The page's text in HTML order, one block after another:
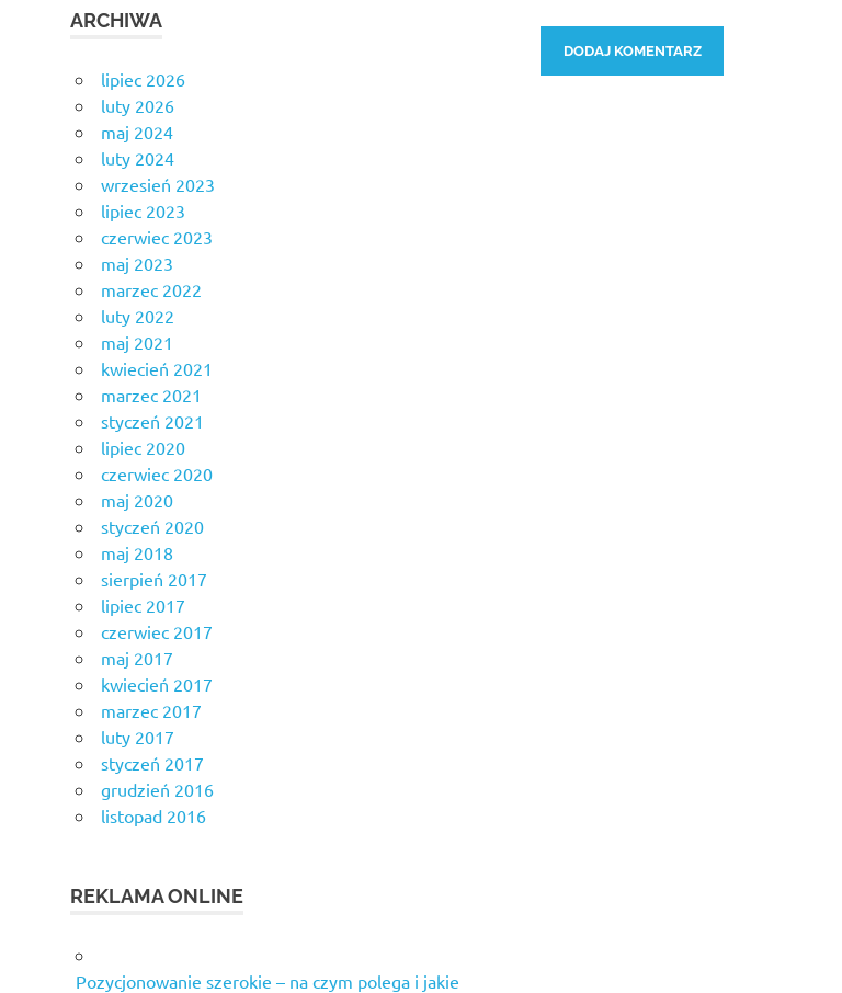
ARCHIWA
lipiec 2026
luty 2026
maj 2024
luty 2024
wrzesień 2023
lipiec 2023
czerwiec 2023
maj 2023
marzec 2022
luty 2022
maj 2021
kwiecień 2021
marzec 2021
styczeń 2021
lipiec 2020
czerwiec 2020
maj 2020
styczeń 2020
maj 2018
sierpień 2017
lipiec 2017
czerwiec 2017
maj 2017
kwiecień 2017
marzec 2017
luty 2017
styczeń 2017
grudzień 2016
listopad 2016
REKLAMA ONLINE
Pozycjonowanie szerokie – na czym polega i jakie